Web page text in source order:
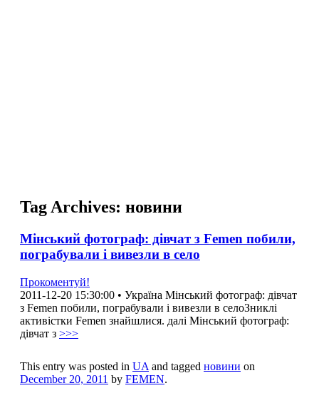
Tag Archives: новини
Мінський фотограф: дівчат з Femen побили,
пограбували і вивезли в село
Прокоментуй!
2011-12-20 15:30:00 • Україна Мінський фотограф: дівчат
з Femen побили, пограбували і вивезли в селоЗниклі
активістки Femen знайшлися. далі Мінський фотограф:
дівчат з >>>
This entry was posted in UA and tagged новини on
December 20, 2011 by FEMEN.